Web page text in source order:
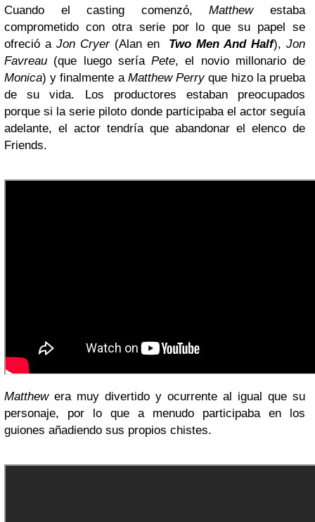
Cuando el casting comenzó,Matthewestaba
comprometido con otra serie por lo que su papel se
ofreció a Jon Cryer(Alan en Two Men And Half), Jon
Favreau (que luego sería Pete, el novio millonario de
Monica) y finalmente a Matthew Perryque hizo la prueba
de su vida. Los productores estaban preocupados
porque si la serie piloto donde participaba el actor seguía
adelante, el actor tendría que abandonar el elenco de
Friends.
Matthewera muy divertido y ocurrente al igual que su
personaje, por lo que a menudo participaba en los
guiones añadiendo sus propios chistes.